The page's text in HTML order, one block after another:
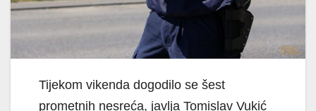
Tijekom vikenda dogodilo se šest
prometnih nesreća, javlja Tomislav Vukić